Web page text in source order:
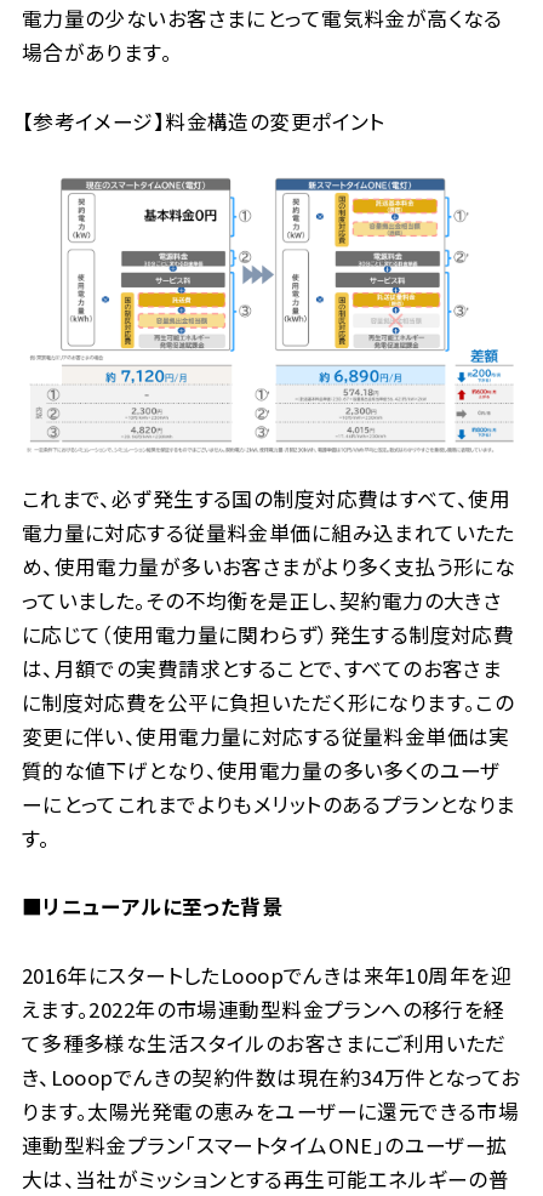
電力量の少ないお客さまにとって電気料金が高くなる
場合があります。
【参考イメージ】料金構造の変更ポイント
これまで、必ず発生する国の制度対応費はすべて、使用
電力量に対応する従量料金単価に組み込まれていたた
め、使用電力量が多いお客さまがより多く支払う形にな
っていました。その不均衡を是正し、契約電力の大きさ
に応じて（使用電力量に関わらず）発生する制度対応費
は、月額での実費請求とすることで、すべてのお客さま
に制度対応費を公平に負担いただく形になります。この
変更に伴い、使用電力量に対応する従量料金単価は実
質的な値下げとなり、使用電力量の多い多くのユーザ
ーにとってこれまでよりもメリットのあるプランとなりま
す。
■リニューアルに至った背景
2016年にスタートしたLooopでんきは来年10周年を迎
えます。2022年の市場連動型料金プランへの移行を経
て多種多様な生活スタイルのお客さまにご利用いただ
き、Looopでんきの契約件数は現在約34万件となってお
ります。太陽光発電の恵みをユーザーに還元できる市場
連動型料金プラン「スマートタイムONE」のユーザー拡
大は、当社がミッションとする再生可能エネルギーの普